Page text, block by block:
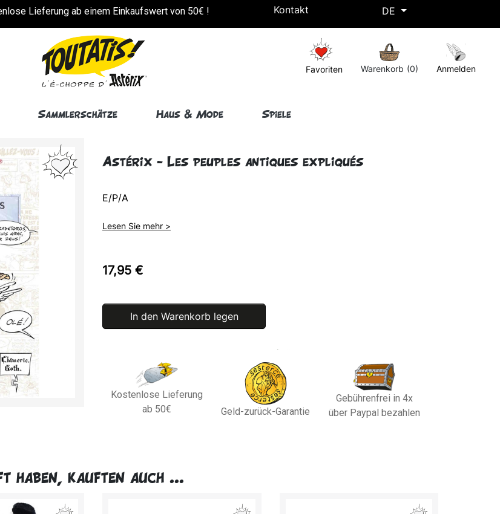
Lieferung ab einem Einkaufswert von 50€ ! Kostenlose Lieferung ab einem Einkaufswert von 50€ !
Kontakt DE
Anmelden
Warenkorb (0)
Favoriten
Sammlerschätze Haus & Mode Spiele
Astérix - Les peuples antiques expliqués
E/P/A
Lesen Sie mehr >
17,95 €
In den Warenkorb legen
Kostenlose Lieferung
ab 50€
Geld-zurück-Garantie
Gebührenfrei in 4x
über Paypal bezahlen
haben, kauften auch ...